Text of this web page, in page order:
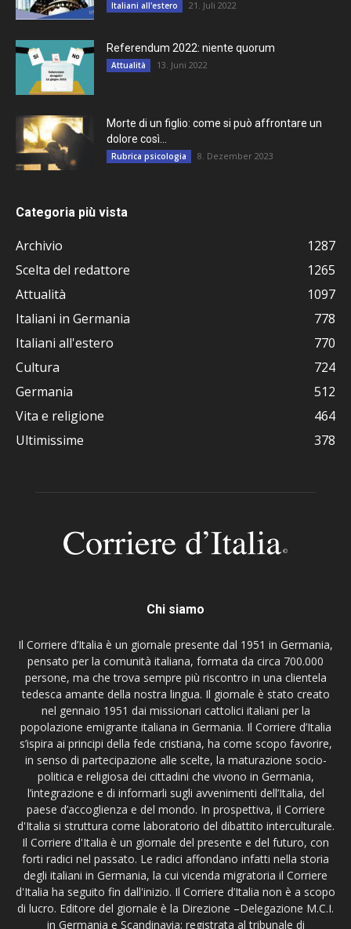
Italiani all'estero 21. Juli 2022
Referendum 2022: niente quorum
Attualità 13. Juni 2022
Morte di un figlio: come si può affrontare un
dolore così...
Rubrica psicologia 8. Dezember 2023
Categoria più vista
Archivio
1287
Scelta del redattore
1265
Attualità
1097
Italiani in Germania
778
Italiani all'estero
770
Cultura
724
Germania
512
Vita e religione
464
Ultimissime
378
Chi siamo
Il Corriere d’Italia è un giornale presente dal 1951 in Germania,
pensato per la comunità italiana, formata da circa 700.000
persone, ma che trova sempre più riscontro in una clientela
tedesca amante della nostra lingua. Il giornale è stato creato
nel gennaio 1951 dai missionari cattolici italiani per la
popolazione emigrante italiana in Germania. Il Corriere d’Italia
s’ispira ai principi della fede cristiana, ha come scopo favorire,
in senso di partecipazione alle scelte, la maturazione socio-
politica e religiosa dei cittadini che vivono in Germania,
l’integrazione e di informarli sugli avvenimenti dell’Italia, del
paese d’accoglienza e del mondo. In prospettiva, il Corriere
d'Italia si struttura come laboratorio del dibattito interculturale.
Il Corriere d'Italia è un giornale del presente e del futuro, con
forti radici nel passato. Le radici affondano infatti nella storia
degli italiani in Germania, la cui vicenda migratoria il Corriere
d'Italia ha seguito fin dall'inizio. Il Corriere d’Italia non è a scopo
di lucro. Editore del giornale è la Direzione –Delegazione M.C.I.
in Germania e Scandinavia; registrata al tribunale di